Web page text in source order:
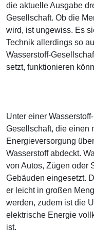
die aktuelle Ausgabe
Gesellschaft. Ob die
wird, ist ungewiss. Es
Technik allerdings so
Wasserstoff-
setzt, funktionieren
Unter einer
Gesellschaft, die einen
Energieversorgung
Wasserstoff abdeckt.
von Autos, Zügen oder
Gebäuden eingesetzt.
er leicht in großen
werden, zudem ist die
elektrische Energie
ist.